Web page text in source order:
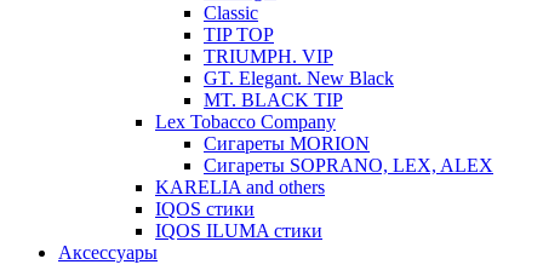
Classic
TIP TOP
TRIUMPH. VIP
GT. Elegant. New Black
MT. BLACK TIP
Lex Tobacco Company
Сигареты MORION
Сигареты SOPRANO, LEX, ALEX
KARELIA and others
IQOS стики
IQOS ILUMA стики
Аксессуары